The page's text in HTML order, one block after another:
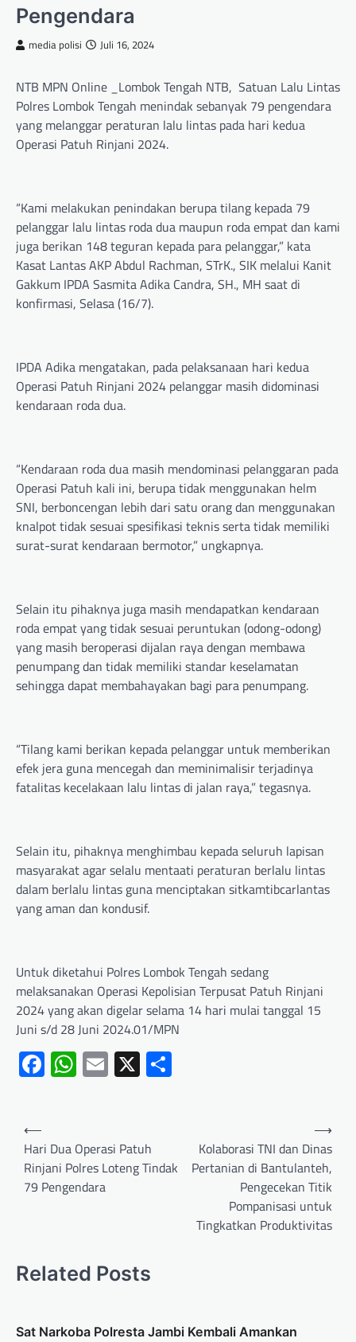
Pengendara
media polisi Juli 16, 2024
NTB MPN Online _Lombok Tengah NTB, Satuan Lalu Lintas
Polres Lombok Tengah menindak sebanyak 79 pengendara
yang melanggar peraturan lalu lintas pada hari kedua
Operasi Patuh Rinjani 2024.
“Kami melakukan penindakan berupa tilang kepada 79
pelanggar lalu lintas roda dua maupun roda empat dan kami
juga berikan 148 teguran kepada para pelanggar,” kata
Kasat Lantas AKP Abdul Rachman, STrK., SIK melalui Kanit
Gakkum IPDA Sasmita Adika Candra, SH., MH saat di
konfirmasi, Selasa (16/7).
IPDA Adika mengatakan, pada pelaksanaan hari kedua
Operasi Patuh Rinjani 2024 pelanggar masih didominasi
kendaraan roda dua.
“Kendaraan roda dua masih mendominasi pelanggaran pada
Operasi Patuh kali ini, berupa tidak menggunakan helm
SNI, berboncengan lebih dari satu orang dan menggunakan
knalpot tidak sesuai spesifikasi teknis serta tidak memiliki
surat-surat kendaraan bermotor,” ungkapnya.
Selain itu pihaknya juga masih mendapatkan kendaraan
roda empat yang tidak sesuai peruntukan (odong-odong)
yang masih beroperasi dijalan raya dengan membawa
penumpang dan tidak memiliki standar keselamatan
sehingga dapat membahayakan bagi para penumpang.
“Tilang kami berikan kepada pelanggar untuk memberikan
efek jera guna mencegah dan meminimalisir terjadinya
fatalitas kecelakaan lalu lintas di jalan raya,” tegasnya.
Selain itu, pihaknya menghimbau kepada seluruh lapisan
masyarakat agar selalu mentaati peraturan berlalu lintas
dalam berlalu lintas guna menciptakan sitkamtibcarlantas
yang aman dan kondusif.
Untuk diketahui Polres Lombok Tengah sedang
melaksanakan Operasi Kepolisian Terpusat Patuh Rinjani
2024 yang akan digelar selama 14 hari mulai tanggal 15
Juni s/d 28 Juni 2024.01/MPN
Facebook
WhatsApp
Email
X
⟵
Hari Dua Operasi Patuh
Rinjani Polres Loteng Tindak
79 Pengendara
Kolaborasi TNI dan Dinas
Pertanian di Bantulanteh,
Pengecekan Titik
Pompanisasi untuk
Tingkatkan Produktivitas
⟶
Related Posts
Sat Narkoba Polresta Jambi Kembali Amankan